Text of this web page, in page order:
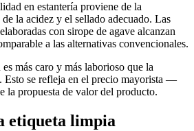
en estantería proviene de la
la acidez y el sellado adecuado. Las
con sirope de agave alcanzan
a las alternativas convencionales.
más caro y más laborioso que la
Esto se refleja en el precio mayorista —
la propuesta de valor del producto.
etiqueta limpia